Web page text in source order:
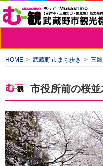
HOME 武蔵野市まち歩き 三
市役所前の桜並